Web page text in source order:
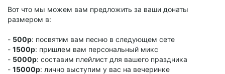
Вот что мы можем вам предложить за ваши донаты
размером в:
- 500р: посвятим вам песню в следующем сете
- 1500р: пришлем вам персональный микс
- 5000р: составим плейлист для вашего праздника
- 15000р: лично выступим у вас на вечеринке